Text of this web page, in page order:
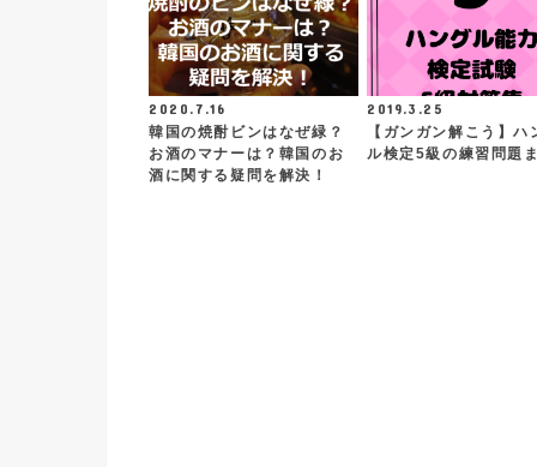
2020.7.16
韓国の焼酎ビンはなぜ緑？
お酒のマナーは？韓国のお
酒に関する疑問を解決！
2019.3.25
【ガンガン解こう】ハ
ル検定5級の練習問題